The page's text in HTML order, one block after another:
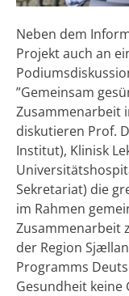
Neben dem
Projekt auch an
”Gemeinsam
Zusammenarbeit
diskutieren Prof.
Institut), Klinisk
Sekretariat) die
im Rahmen
Zusammenarbeit
der Region
Programms
Gesundheit keine